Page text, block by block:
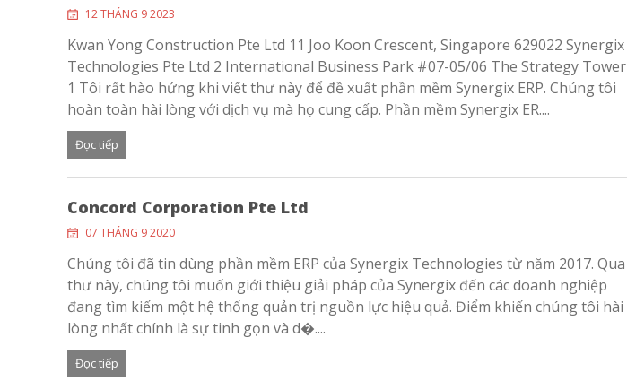
12 THÁNG 9 2023
Kwan Yong Construction Pte Ltd 11 Joo Koon Crescent, Singapore 629022 Synergix
Technologies Pte Ltd 2 International Business Park #07-05/06 The Strategy Tower
1 Tôi rất hào hứng khi viết thư này để đề xuất phần mềm Synergix ERP. Chúng tôi
hoàn toàn hài lòng với dịch vụ mà họ cung cấp. Phần mềm Synergix ER....
Đọc tiếp
Concord Corporation Pte Ltd
07 THÁNG 9 2020
Chúng tôi đã tin dùng phần mềm ERP của Synergix Technologies từ năm 2017. Qua
thư này, chúng tôi muốn giới thiệu giải pháp của Synergix đến các doanh nghiệp
đang tìm kiếm một hệ thống quản trị nguồn lực hiệu quả. Điểm khiến chúng tôi hài
lòng nhất chính là sự tinh gọn và d�....
Đọc tiếp